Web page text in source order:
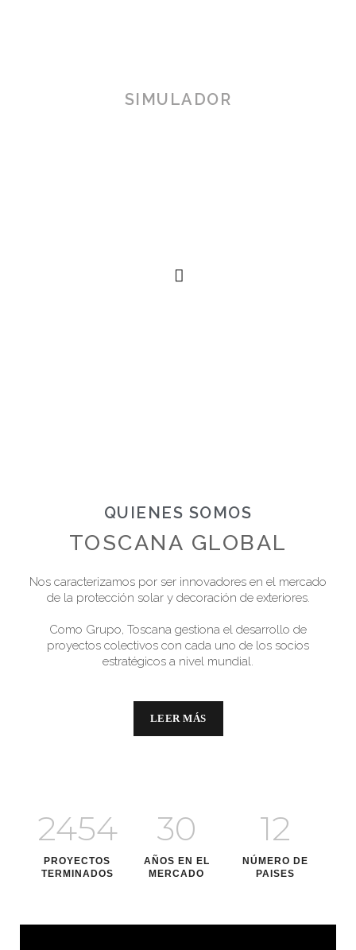
SIMULADOR
QUIENES SOMOS
TOSCANA GLOBAL
Nos caracterizamos por ser innovadores en el mercado
de la protección solar y decoración de exteriores.
Como Grupo, Toscana gestiona el desarrollo de
proyectos colectivos con cada uno de los socios
estratégicos a nivel mundial.
LEER MÁS
2454
PROYECTOS
TERMINADOS
30
AÑOS EN EL
MERCADO
12
NÚMERO DE
PAISES